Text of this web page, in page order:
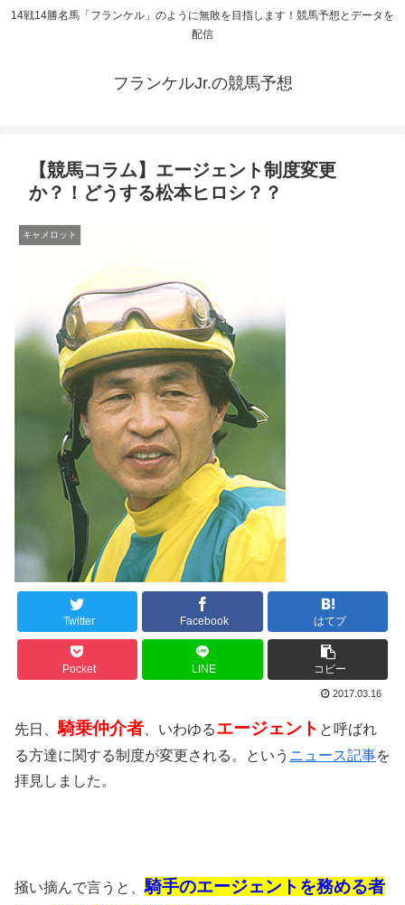
14戦14勝名馬「フランケル」のように無敗を目指します！競馬予想とデータを
配信
フランケルJr.の競馬予想
【競馬コラム】エージェント制度変更
か？！どうする松本ヒロシ？？
キャメロット
Twitter Facebook はてブ
Pocket LINE コピー
2017.03.16
先日、騎乗仲介者 、いわゆるエージェント と呼ばれ
る方達に関する制度が変更される。という ニュース記事を
拝見しました。
掻い摘んで言うと、騎手のエージェントを務める者